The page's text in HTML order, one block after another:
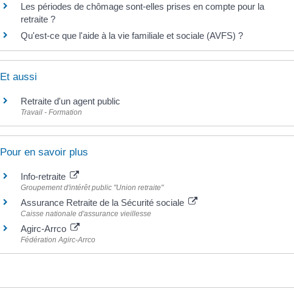
Les périodes de chômage sont-elles prises en compte pour la
retraite ?
Qu'est-ce que l'aide à la vie familiale et sociale (AVFS) ?
Et aussi
Retraite d'un agent public
Travail - Formation
Pour en savoir plus
Info-retraite
Groupement d'intérêt public "Union retraite"
Assurance Retraite de la Sécurité sociale
Caisse nationale d'assurance vieillesse
Agirc-Arrco
Fédération Agirc-Arrco